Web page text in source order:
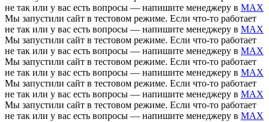
не так или у вас есть вопросы — напишите менеджеру в MAX
Мы запустили сайт в тестовом режиме. Если что-то работает
не так или у вас есть вопросы — напишите менеджеру в MAX
Мы запустили сайт в тестовом режиме. Если что-то работает
не так или у вас есть вопросы — напишите менеджеру в MAX
Мы запустили сайт в тестовом режиме. Если что-то работает
не так или у вас есть вопросы — напишите менеджеру в MAX
Мы запустили сайт в тестовом режиме. Если что-то работает
не так или у вас есть вопросы — напишите менеджеру в MAX
Мы запустили сайт в тестовом режиме. Если что-то работает
не так или у вас есть вопросы — напишите менеджеру в MAX